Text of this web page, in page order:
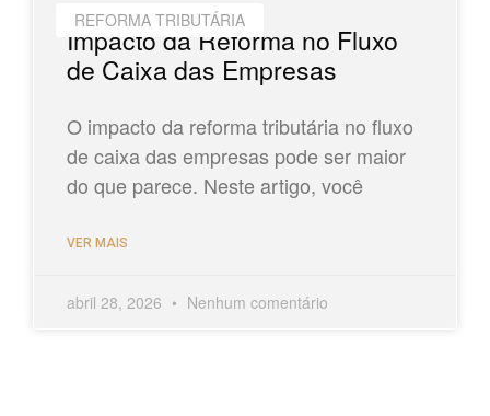
REFORMA TRIBUTÁRIA
Impacto da Reforma no Fluxo
de Caixa das Empresas
O impacto da reforma tributária no fluxo
de caixa das empresas pode ser maior
do que parece. Neste artigo, você
VER MAIS
abril 28, 2026 Nenhum comentário